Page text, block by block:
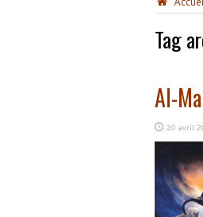
Tag
Al-
20 avril